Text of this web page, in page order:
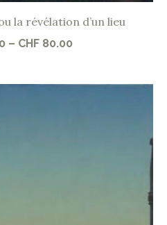
la révélation d’un lieu
– CHF80.00